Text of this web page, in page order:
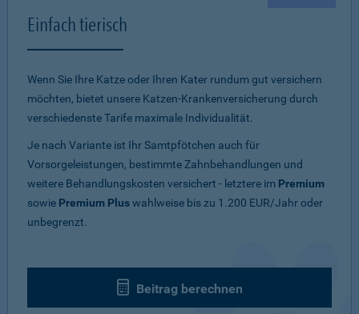
Einfach tierisch
Wenn Sie Ihre Katze oder Ihren Kater rundum gut versichern
möchten, bietet unsere Katzen-Krankenversicherung durch
verschiedenste Tarife maximale Individualität.
Je nach Variante ist Ihr Samtpfötchen auch für
Vorsorgeleistungen, bestimmte Zahnbehandlungen und
weitere Behandlungskosten versichert - letztere im Premium
sowie Premium Pluswahlweise bis zu 1.200 EUR/Jahr oder
unbegrenzt.
Beitrag berechnen